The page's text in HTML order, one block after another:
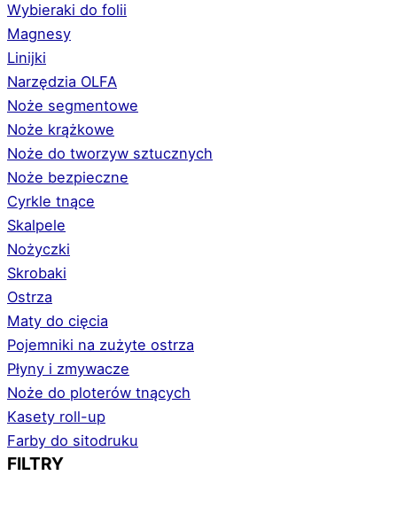
Wybieraki do folii
Magnesy
Linijki
Narzędzia OLFA
Noże segmentowe
Noże krążkowe
Noże do tworzyw sztucznych
Noże bezpieczne
Cyrkle tnące
Skalpele
Nożyczki
Skrobaki
Ostrza
Maty do cięcia
Pojemniki na zużyte ostrza
Płyny i zmywacze
Noże do ploterów tnących
Kasety roll-up
Farby do sitodruku
FILTRY